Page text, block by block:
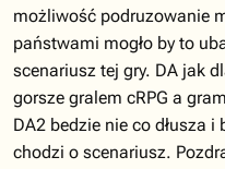
możliwość podruzowanie
państwami mogło by to
scenariusz tej gry. DA jak
gorsze gralem cRPG a
DA2 bedzie nie co dłusza
chodzi o scenariusz.